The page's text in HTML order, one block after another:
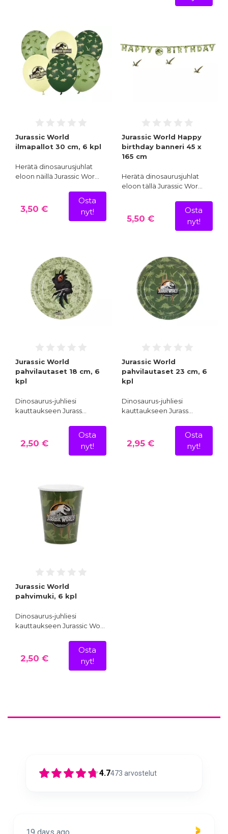
Jurassic World
ilmapallot 30 cm, 6 kpl
Herätä dinosaurusjuhlat
eloon näillä Jurassic Wor…
3,50 €
Osta
nyt!
Jurassic World Happy
birthday banneri 45 x
165 cm
Herätä dinosaurusjuhlat
eloon tällä Jurassic Wor…
5,50 €
Osta
nyt!
Jurassic World
pahvilautaset 18 cm, 6
kpl
Dinosaurus-juhliesi
kauttaukseen Jurass…
2,50 €
Osta
nyt!
Jurassic World
pahvilautaset 23 cm, 6
kpl
Dinosaurus-juhliesi
kauttaukseen Jurass…
2,95 €
Osta
nyt!
Jurassic World
pahvimuki, 6 kpl
Dinosaurus-juhliesi
kauttaukseen Jurassic Wo…
2,50 €
Osta
nyt!
4.7473 arvostelut